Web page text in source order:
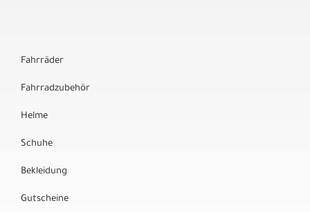
Fahrräder
Fahrradzubehör
Helme
Schuhe
Bekleidung
Gutscheine